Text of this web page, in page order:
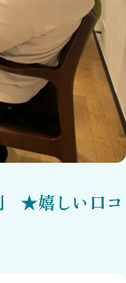
★嬉しい口コ